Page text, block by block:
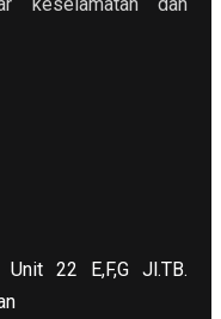
22 E,F,G Jl.TB.